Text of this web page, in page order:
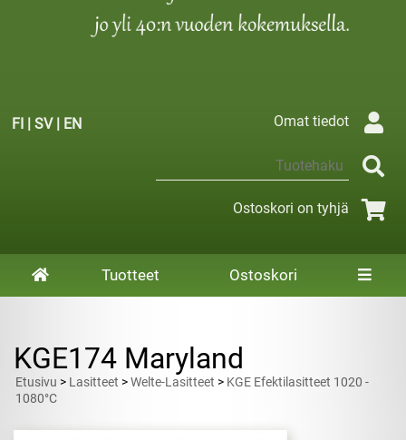
FI | SV| EN Omat tiedot
Ostoskori on tyhjä
Tuotteet Ostoskori
KGE174 Maryland
Etusivu > Lasitteet >Welte-Lasitteet > KGE Efektilasitteet 1020 -
1080°C